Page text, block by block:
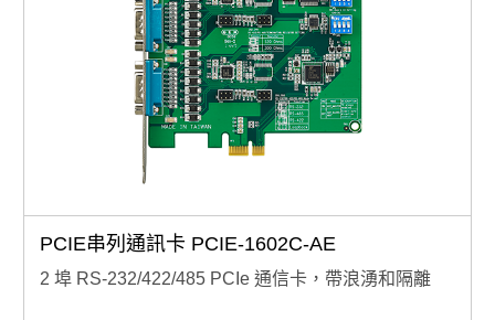
PCIE串列通訊卡 PCIE-1602C-AE
2 埠 RS-232/422/485 PCIe 通信卡，帶浪湧和隔離